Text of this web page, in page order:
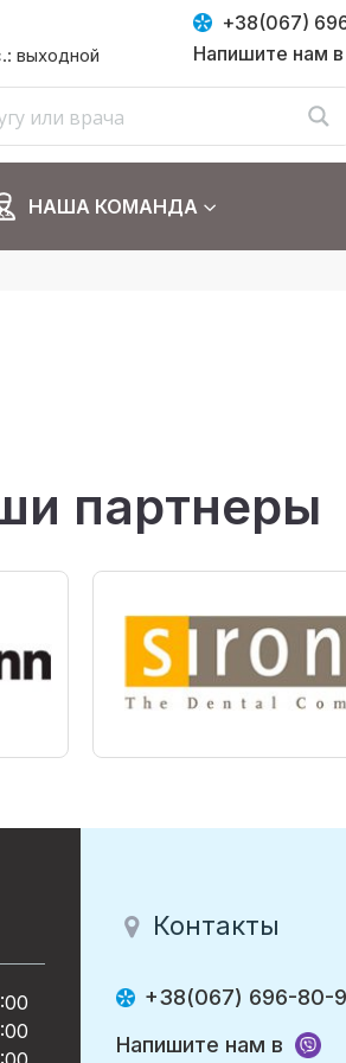
выходной
+38(067)
Напишите нам в
НАША КОМАНДА
партнеры
Контакты
+38(067) 696-80-
Напишите нам в